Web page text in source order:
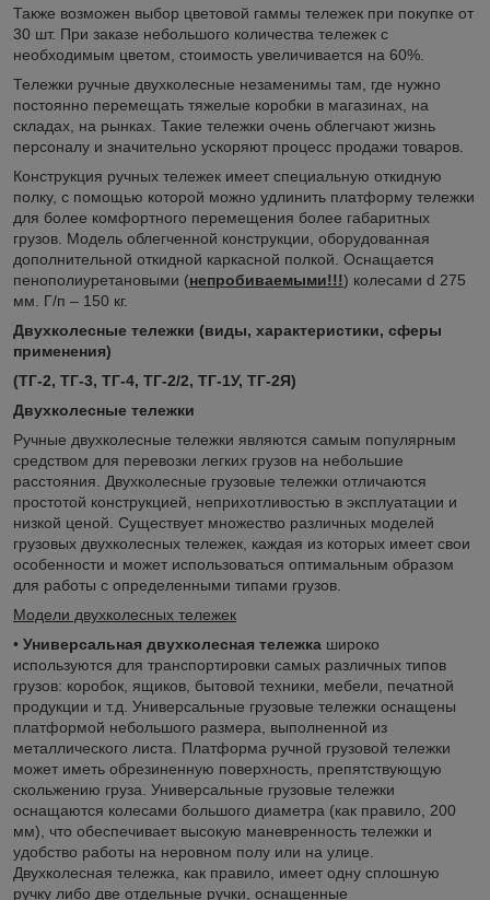
Также возможен выбор цветовой гаммы тележек при покупке от
30 шт. При заказе небольшого количества тележек с
необходимым цветом, стоимость увеличивается на 60%.
Тележки ручные двухколесные незаменимы там, где нужно
постоянно перемещать тяжелые коробки в магазинах, на
складах, на рынках. Такие тележки очень облегчают жизнь
персоналу и значительно ускоряют процесс продажи товаров.
Конструкция ручных тележек имеет специальную откидную
полку, с помощью которой можно удлинить платформу тележки
для более комфортного перемещения более габаритных
грузов. Модель облегченной конструкции, оборудованная
дополнительной откидной каркасной полкой. Оснащается
пенополиуретановыми (непробиваемыми!!!) колесами d 275
мм. Г/п – 150 кг.
Двухколесные тележки (виды, характеристики, сферы
применения)
(ТГ-2, ТГ-3, ТГ-4, ТГ-2/2, ТГ-1У, ТГ-2Я)
Двухколесные тележки
Ручные двухколесные тележки являются самым популярным
средством для перевозки легких грузов на небольшие
расстояния. Двухколесные грузовые тележки отличаются
простотой конструкцией, неприхотливостью в эксплуатации и
низкой ценой. Существует множество различных моделей
грузовых двухколесных тележек, каждая из которых имеет свои
особенности и может использоваться оптимальным образом
для работы с определенными типами грузов.
Модели двухколесных тележек
• Универсальная двухколесная тележка широко
используются для транспортировки самых различных типов
грузов: коробок, ящиков, бытовой техники, мебели, печатной
продукции и т.д. Универсальные грузовые тележки оснащены
платформой небольшого размера, выполненной из
металлического листа. Платформа ручной грузовой тележки
может иметь обрезиненную поверхность, препятствующую
скольжению груза. Универсальные грузовые тележки
оснащаются колесами большого диаметра (как правило, 200
мм), что обеспечивает высокую маневренность тележки и
удобство работы на неровном полу или на улице.
Двухколесная тележка, как правило, имеет одну сплошную
ручку либо две отдельные ручки, оснащенные